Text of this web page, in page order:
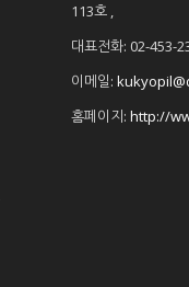
113호 ,
대표전화: 02-453-
이메일:
홈페이지: http://